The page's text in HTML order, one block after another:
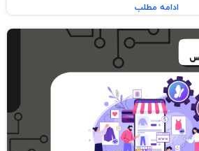
ادامه مطلب